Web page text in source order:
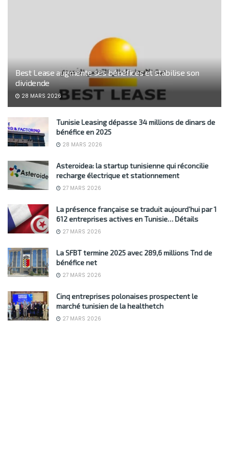
Best Lease augmente ses bénéfices et stabilise son
dividende
28 MARS 2026
Tunisie Leasing dépasse 34 millions de dinars de
bénéfice en 2025
28 MARS 2026
Asteroidea: la startup tunisienne qui réconcilie
recharge électrique et stationnement
27 MARS 2026
La présence française se traduit aujourd’hui par 1
612 entreprises actives en Tunisie… Détails
27 MARS 2026
La SFBT termine 2025 avec 289,6 millions Tnd de
bénéfice net
27 MARS 2026
Cinq entreprises polonaises prospectent le
marché tunisien de la healthetch
27 MARS 2026